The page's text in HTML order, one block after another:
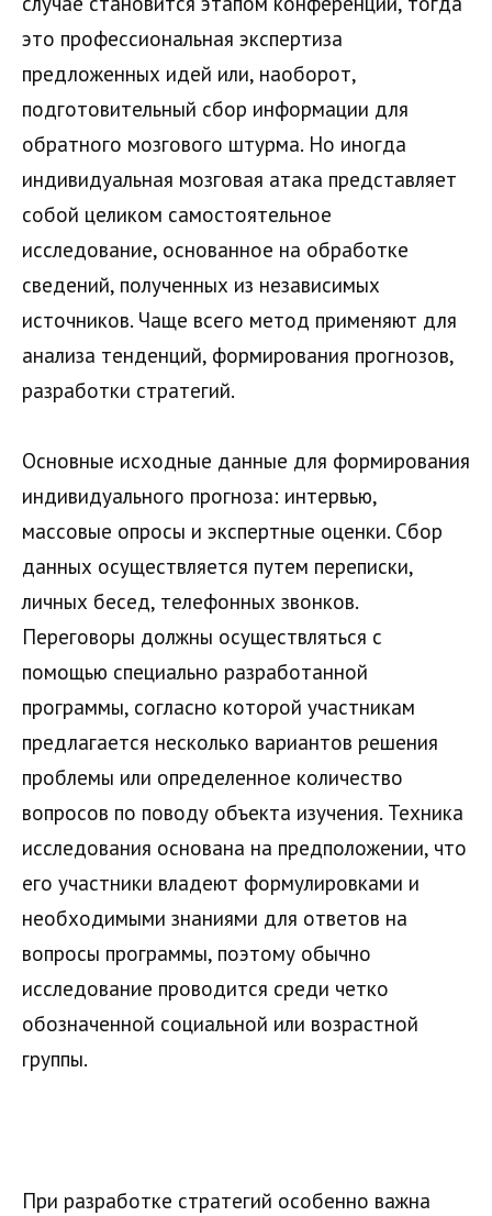
это профессиональная экспертиза
предложенных идей или, наоборот,
подготовительный сбор информации для
обратного мозгового штурма. Но иногда
индивидуальная мозговая атака представляет
собой целиком самостоятельное
исследование, основанное на обработке
сведений, полученных из независимых
источников. Чаще всего метод применяют для
анализа тенденций, формирования прогнозов,
разработки стратегий.
Основные исходные данные для формирования
индивидуального прогноза: интервью,
массовые опросы и экспертные оценки. Сбор
данных осуществляется путем переписки,
личных бесед, телефонных звонков.
Переговоры должны осуществляться с
помощью специально разработанной
программы, согласно которой участникам
предлагается несколько вариантов решения
проблемы или определенное количество
вопросов по поводу объекта изучения. Техника
исследования основана на предположении, что
его участники владеют формулировками и
необходимыми знаниями для ответов на
вопросы программы, поэтому обычно
исследование проводится среди четко
обозначенной социальной или возрастной
группы.
При разработке стратегий особенно важна